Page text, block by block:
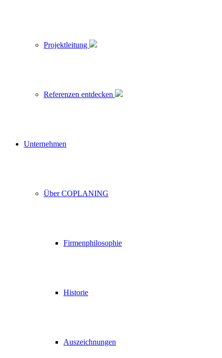
Projektleitung
Referenzen entdecken
Unternehmen
Über COPLANING
Firmenphilosophie
Historie
Auszeichnungen